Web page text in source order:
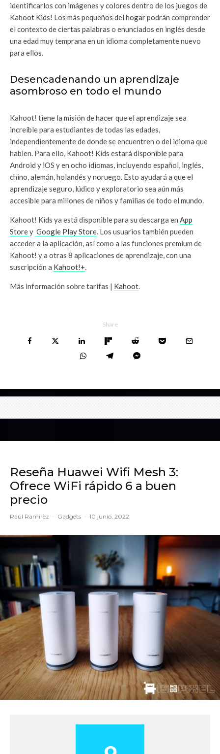
identificarlos con imágenes y colores dentro de los juegos de
Kahoot Kids! Los más pequeños del hogar podrán comprender
el contexto de ciertas palabras o enunciados en inglés desde
una edad muy temprana en un idioma completamente nuevo
para ellos.
Desencadenando un aprendizaje
asombroso en todo el mundo
Kahoot! tiene la misión de hacer que el aprendizaje sea
increíble para estudiantes de todas las edades,
independientemente de donde se encuentren o del idioma que
hablen. Para ello, Kahoot! Kids estará disponible para
Android y iOS y en ocho idiomas, incluyendo español, inglés,
chino, alemán, holandés y noruego. Esto ayudará a que el
aprendizaje seguro, lúdico y exploratorio sea aún más
accesible para millones de niños y familias de todo el mundo.
Kahoot! Kids ya está disponible para su descarga en App
Storey Google Play Store . Los usuarios también pueden
acceder a la aplicación, así como a las funciones premium de
Kahoot! y a otras 8 aplicaciones de aprendizaje, con una
suscripción a Kahoot!+
Más información sobre tarifas | Kahoot
Share
Reseña Huawei Wifi Mesh 3:
Ofrece WiFi rápido 6 a buen
precio
Raúl Ramírez · Gadgets · 10 junio, 2022